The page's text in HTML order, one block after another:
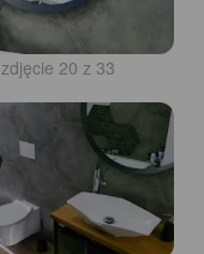
zdjęcie 20 z 33